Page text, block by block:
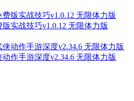
实战技巧v1.0.12 无限体力版
作手游深度v2.34.6 无限体力版